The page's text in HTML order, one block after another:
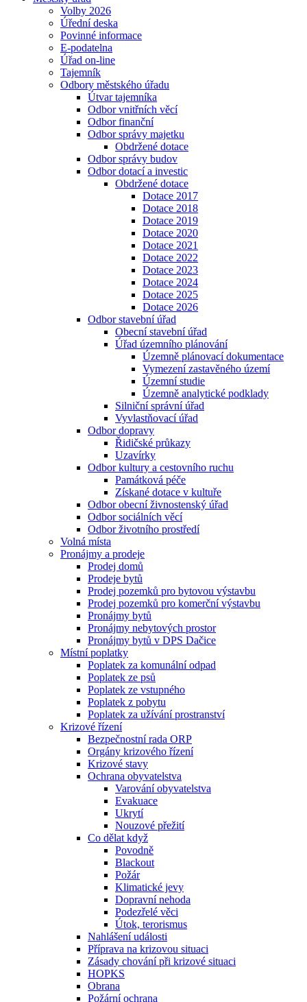
Volby 2026
Úřední deska
Povinné informace
E-podatelna
Úřad on-line
Tajemník
Odbory městského úřadu
Útvar tajemníka
Odbor vnitřních věcí
Odbor finanční
Odbor správy majetku
Obdržené dotace
Odbor správy budov
Odbor dotací a investic
Obdržené dotace
Dotace 2017
Dotace 2018
Dotace 2019
Dotace 2020
Dotace 2021
Dotace 2022
Dotace 2023
Dotace 2024
Dotace 2025
Dotace 2026
Odbor stavební úřad
Obecní stavební úřad
Úřad územního plánování
Územně plánovací dokumentace
Vymezení zastavěného území
Územní studie
Územně analytické podklady
Silniční správní úřad
Vyvlastňovací úřad
Odbor dopravy
Řidičské průkazy
Uzavírky
Odbor kultury a cestovního ruchu
Památková péče
Získané dotace v kultuře
Odbor obecní živnostenský úřad
Odbor sociálních věcí
Odbor životního prostředí
Volná místa
Pronájmy a prodeje
Prodej domů
Prodeje bytů
Prodej pozemků pro bytovou výstavbu
Prodej pozemků pro komerční výstavbu
Pronájmy bytů
Pronájmy nebytových prostor
Pronájmy bytů v DPS Dačice
Místní poplatky
Poplatek za komunální odpad
Poplatek ze psů
Poplatek ze vstupného
Poplatek z pobytu
Poplatek za užívání prostranství
Krizové řízení
Bezpečnostní rada ORP
Orgány krizového řízení
Krizové stavy
Ochrana obyvatelstva
Varování obyvatelstva
Evakuace
Ukrytí
Nouzové přežití
Co dělat když
Povodně
Blackout
Požár
Klimatické jevy
Dopravní nehoda
Podezřelé věci
Útok, terorismus
Nahlášení události
Příprava na krizovou situaci
Zásady chování při krizové situaci
HOPKS
Obrana
Požární ochrana